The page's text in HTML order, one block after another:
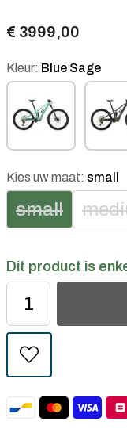
€ 3999,00
Kleur: Blue Sage
Kies uw maat: small
small
Dit product is